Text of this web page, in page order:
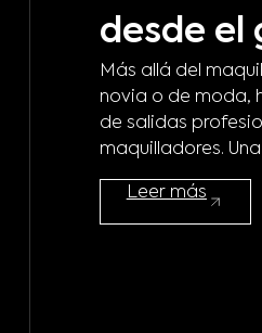
desde el
Más allá del
novia o de moda,
de salidas
maquilladores.
Leer más